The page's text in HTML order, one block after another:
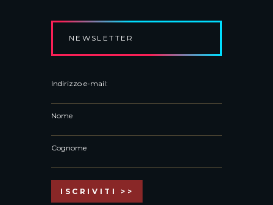
NEWSLETTER
Indirizzo e-mail:
Nome
Cognome